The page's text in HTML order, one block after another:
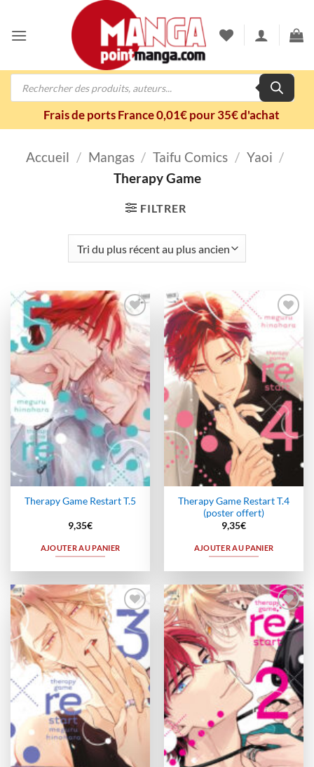
contenu
Recherche
Frais de ports France 0,01€ pour 35€ d'achat
Accueil / Mangas / Taifu Comics / Yaoi /
Therapy Game
FILTRER
Ajouter
à la
wishlist
Therapy Game Restart T.5
9,35€
AJOUTER AU PANIER
Ajouter
wishlist
Therapy Game Restart T.4
(poster offert)
9,35€
AJOUTER AU PANIER
Ajouter
à la
wishlist
Ajouter
à la
wishlist